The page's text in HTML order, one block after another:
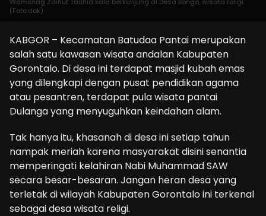
(Foto:dok)
KABGOR – Kecamatan Batudaa Pantai merupakan
salah satu kawasan wisata andalan Kabupaten
Gorontalo. Di desa ini terdapat masjid kubah emas
yang dilengkapi dengan pusat pendidikan agama
atau pesantren, terdapat pula wisata pantai
Dulanga yang menyuguhkan keindahan alam.
Tak hanya itu, khasanah di desa ini setiap tahun
nampak meriah karena masyarakat disini senantia
memperingati kelahiran Nabi Muhammad SAW
secara besar-besaran. Jangan heran desa yang
terletak di wilayah Kabupaten Gorontalo ini terkenal
sebagai desa wisata religi.